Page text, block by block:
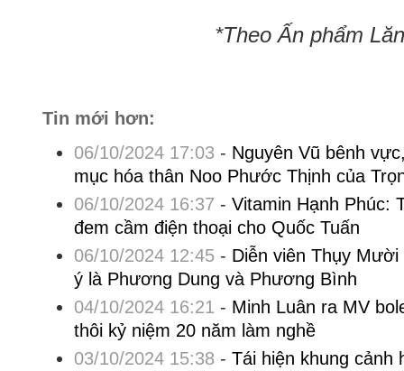
*Theo Ấn phẩm
Tin mới hơn:
06/10/2024 17:03 - Nguyên Vũ bênh
mục hóa thân Noo Phước Thịnh của
06/10/2024 16:37 - Vitamin Hạnh Phúc:
đem cầm điện thoại cho Quốc Tuấn
06/10/2024 12:45- Diễn viên Thụy
ý là Phương Dung và Phương Bình
04/10/2024 16:21 - Minh Luân ra MV
thôi kỷ niệm 20 năm làm nghề
03/10/2024 15:38 - Tái hiện khung cảnh